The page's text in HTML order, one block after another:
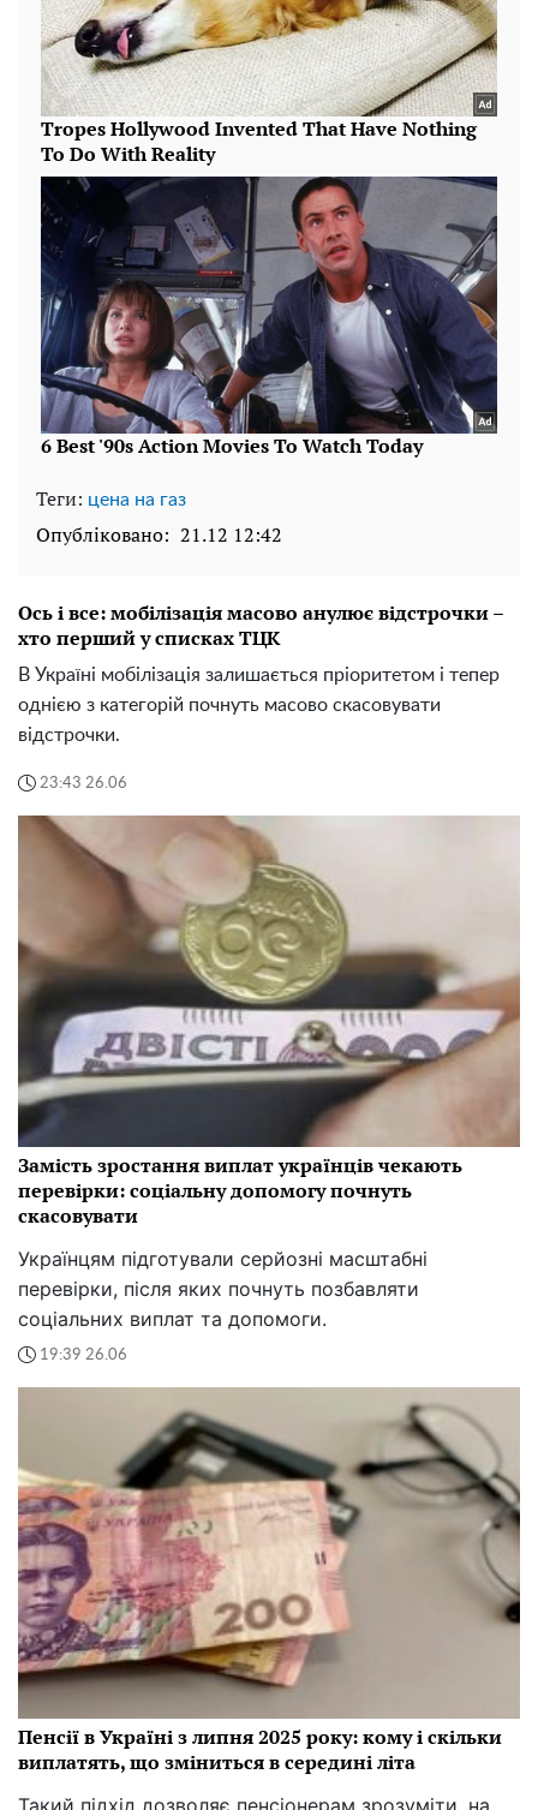
Теги: цена на газ
Опубліковано: 21.12 12:42
Ось і все: мобілізація масово анулює відстрочки –
хто перший у списках ТЦК
В Україні мобілізація залишається пріоритетом і тепер
однією з категорій почнуть масово скасовувати
відстрочки.
23:43 26.06
Замість зростання виплат українців чекають
перевірки: соціальну допомогу почнуть
скасовувати
Українцям підготували серйозні масштабні
перевірки, після яких почнуть позбавляти
соціальних виплат та допомоги.
19:39 26.06
Пенсії в Україні з липня 2025 року: кому і скільки
виплатять, що зміниться в середині літа